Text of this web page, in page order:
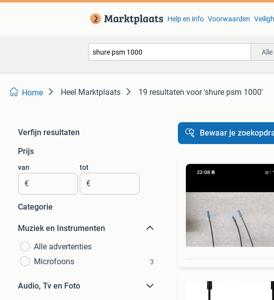
Help en info Voorwaarden
Home Heel Marktplaats 19 resultaten voor 'shure psm 1000'
Verfijn resultaten
Prijs
van
€
tot
€
Categorie
Muziek en Instrumenten
Alle advertenties
Microfoons
3
Audio, Tv en Foto
Bewaar je